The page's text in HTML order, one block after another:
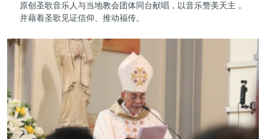
原创圣歌音乐人与当地教会团体同台献唱，以音乐赞美天主，
并藉着圣歌见证信仰、推动福传。